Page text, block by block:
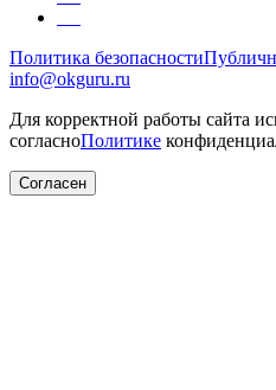
Политика безопасности
info@okguru.ru
Для корректной работы сайта
согласноПолитике
Согласен